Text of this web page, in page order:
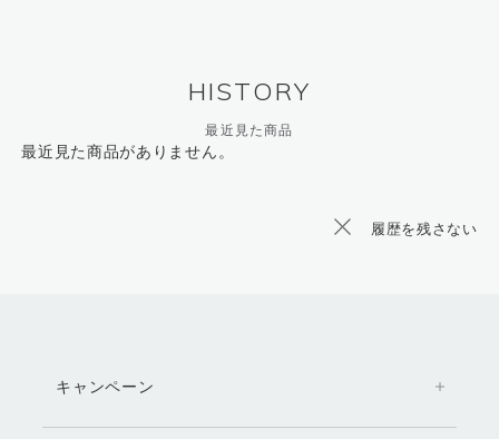
HISTORY
最近見た商品
最近見た商品がありません。
履歴を残さない
キャンペーン